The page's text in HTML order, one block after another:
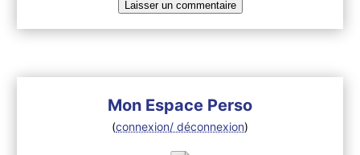
Mon Espace Perso
(connexion/ déconnexion)